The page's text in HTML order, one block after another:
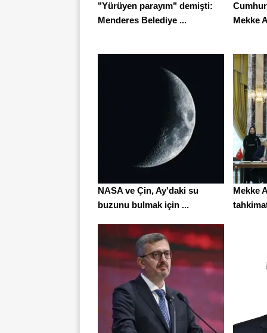
"Yürüyen parayım" demişti:
Menderes Belediye ...
Mekke
NASA ve Çin, Ay'daki su
buzunu bulmak için ...
Mekke